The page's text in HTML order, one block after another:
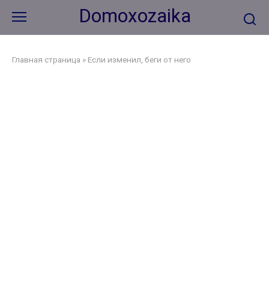
контенту
Domoxozaika
Главная страница » Если изменил, беги от него